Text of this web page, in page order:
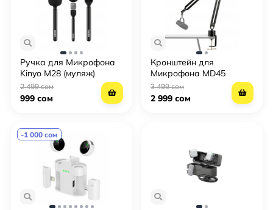
Ручка для Микрофона
Kinyo M28 (муляж)
2 499 сом
999 сом
Кронштейн для
Микрофона MD45
3 499 сом
2 999 сом
-1 000 сом